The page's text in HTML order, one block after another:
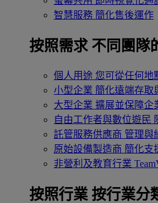
智慧服務 簡化售後運作
按照需求 不同團隊
個人用途 您可從任何地
小型企業 簡化遠端存取
大型企業 擴展並保障企
自由工作者與數位遊民
託管服務供應商 管理與
原始設備製造商 簡化支
非營利及教育行業
按照行業 按行業分